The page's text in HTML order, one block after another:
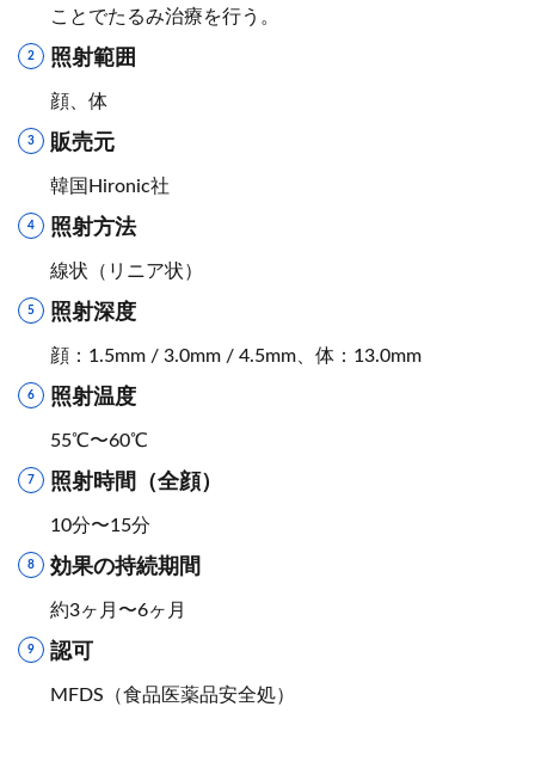
ことでたるみ治療を行う。
照射範囲
顔、体
販売元
韓国Hironic社
照射方法
線状（リニア状）
照射深度
顔：1.5mm / 3.0mm / 4.5mm、体：13.0mm
照射温度
55℃〜60℃
照射時間（全顔）
10分〜15分
効果の持続期間
約3ヶ月〜6ヶ月
認可
MFDS（食品医薬品安全処）